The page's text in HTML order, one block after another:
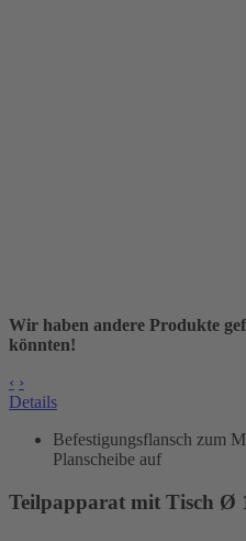
Wir haben andere Produkte
könnten!
‹ ›
Details
Befestigungsflansch zum
Planscheibe auf
Teilpapparat mit Tisch Ø